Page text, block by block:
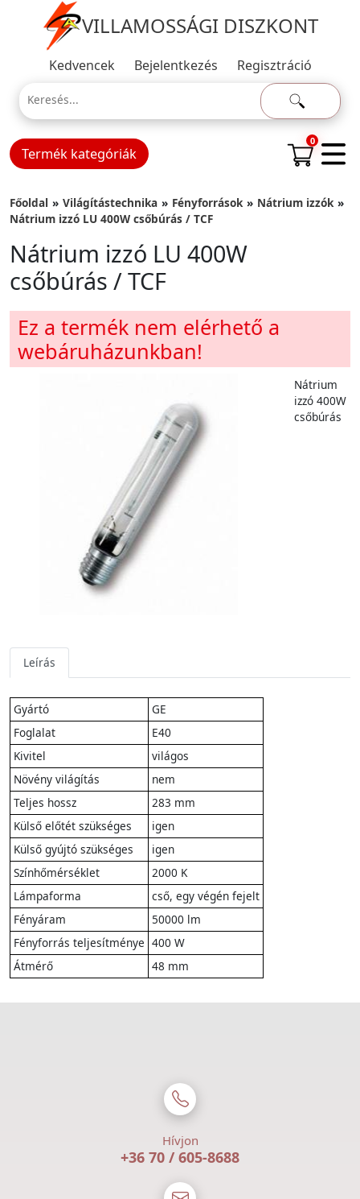
VILLAMOSSÁGI DISZKONT
Kedvencek Bejelentkezés Regisztráció
Termék kategóriák
0
Főoldal Világítástechnika Fényforrások
Nátrium izzók
Nátrium izzó LU 400W csőbúrás / TCF
Nátrium izzó LU 400W
csőbúrás / TCF
Ez a termék nem elérhető a
webáruházunkban!
Nátrium
izzó 400W
csőbúrás
Leírás
Gyártó
GE
Foglalat
E40
Kivitel
világos
Növény világítás
nem
Teljes hossz
283 mm
Külső előtét szükséges
igen
Külső gyújtó szükséges
igen
Színhőmérséklet
2000 K
Lámpaforma
cső, egy végén fejelt
Fényáram
50000 lm
Fényforrás teljesítménye 400 W
Átmérő
48 mm
Hívjon
+36 70 / 605-8688